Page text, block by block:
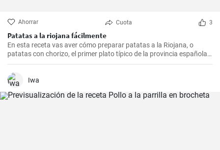
Ahorrar Cuota 3
Patatas a la riojana fácilmente
En esta receta vas aver cómo preparar patatas a la Riojana, o
patatas con chorizo, el primer plato típico de la provincia española
de La Rioja.
Iwa